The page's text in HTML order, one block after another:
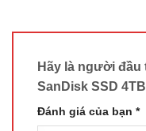
Hãy là người đầu
SanDisk SSD
Đánh giá của bạn *